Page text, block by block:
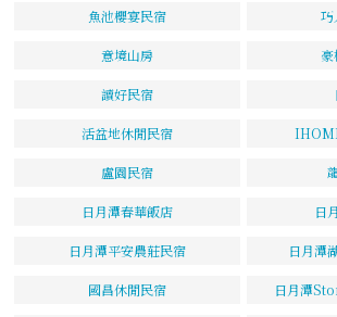
魚池櫻宴民宿 巧
意境山房
讀好民宿
活盆地休閒民宿
盧園民宿
日月潭春華飯店 日
日月潭平安農莊民宿 日月潭
國昌休閒民宿 日月潭